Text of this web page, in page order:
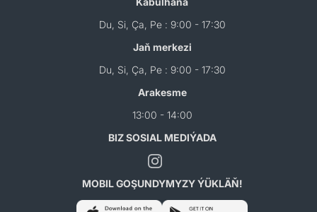
Du, Si, Ça, Pe : 9:00 - 17:30
Jaň merkezi
Du, Si, Ça, Pe : 9:00 - 17:30
Arakesme
13:00 - 14:00
BIZ SOSIAL MEDIÝADA
MOBIL GOŞUNDYMYZY ÝÜKLÄŇ!